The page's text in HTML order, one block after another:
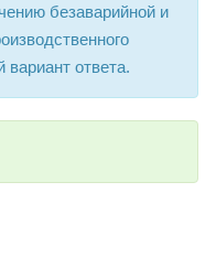
безаварийной и
ответа.